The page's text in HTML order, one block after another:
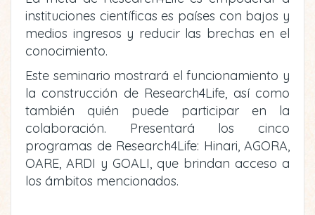
instituciones científicas es países con bajos y
medios ingresos y reducir las brechas en el
conocimiento.
Este seminario mostrará el funcionamiento y
la construcción de Research4Life, así como
también quién puede participar en la
colaboración. Presentará los cinco
programas de Research4Life: Hinari, AGORA,
OARE, ARDI y GOALI, que brindan acceso a
los ámbitos mencionados.